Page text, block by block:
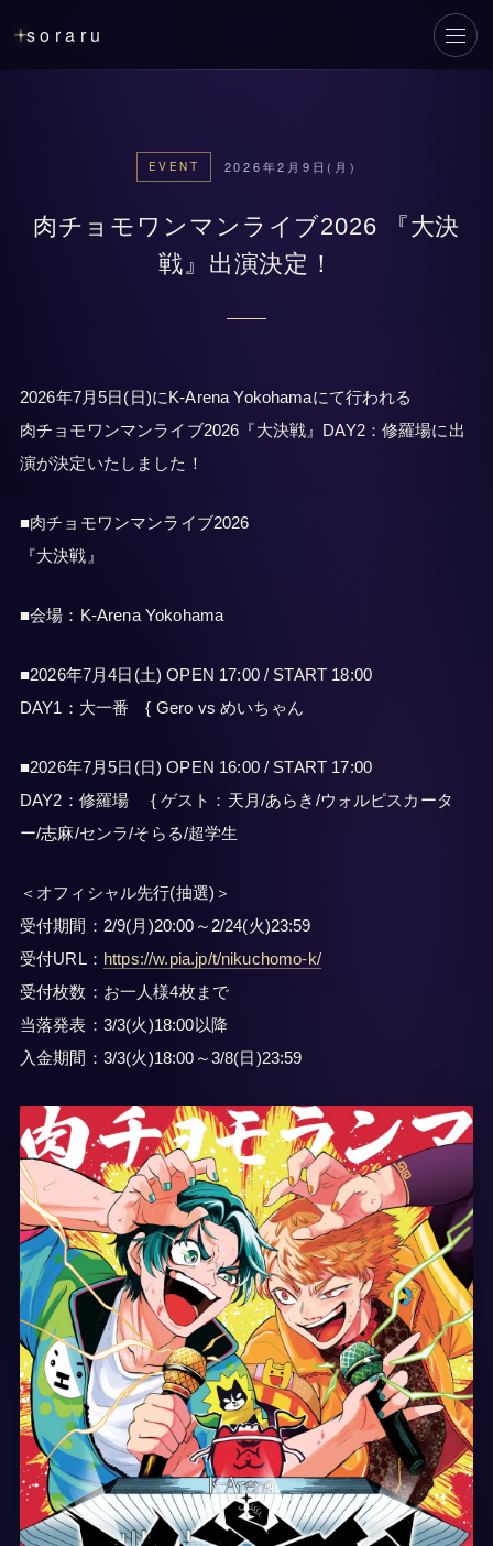
soraru
メニ
EVENT 2026年2月9日(月)
肉チョモワンマンライブ2026 『大決
戦』出演決定！
2026年7月5日(日)にK-Arena Yokohamaにて行われる
肉チョモワンマンライブ2026『大決戦』DAY2：修羅場に出
演が決定いたしました！
■肉チョモワンマンライブ2026
『大決戦』
■会場：K-Arena Yokohama
■2026年7月4日(土) OPEN 17:00 / START 18:00
DAY1：大一番 { Gero vs めいちゃん
■2026年7月5日(日) OPEN 16:00 / START 17:00
DAY2：修羅場 { ゲスト：天月/あらき/ウォルピスカータ
ー/志麻/センラ/そらる/超学生
＜オフィシャル先行(抽選)＞
受付期間：2/9(月)20:00～2/24(火)23:59
受付URL： https://w.pia.jp/t/nikuchomo-k/
受付枚数：お一人様4枚まで
当落発表：3/3(火)18:00以降
入金期間：3/3(火)18:00～3/8(日)23:59